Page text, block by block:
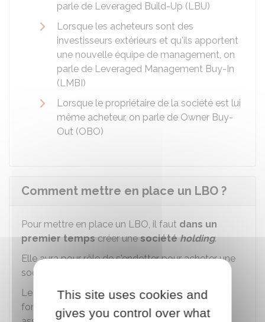
parle de Leveraged Build-Up (LBU)
Lorsque les acheteurs sont des
investisseurs extérieurs et qu'ils apportent
une nouvelle équipe de management, on
parle de Leveraged Management Buy-In
(LMBI)
Lorsque le propriétaire de la société est lui
même acheteur, on parle de Owner Buy-
Out (OBO)
Comment mettre en place un LBO ?
Pour mettre en place un LBO, il faut dans un
premier tempscréer unesociétéholding.
Elle aura pour rôle de s'endetter pour acheter une
société cible.
Le reste des fonds provient généralement de
fonds spécialisés en capital-risque (banques,
This site uses cookies and
gives you control over what